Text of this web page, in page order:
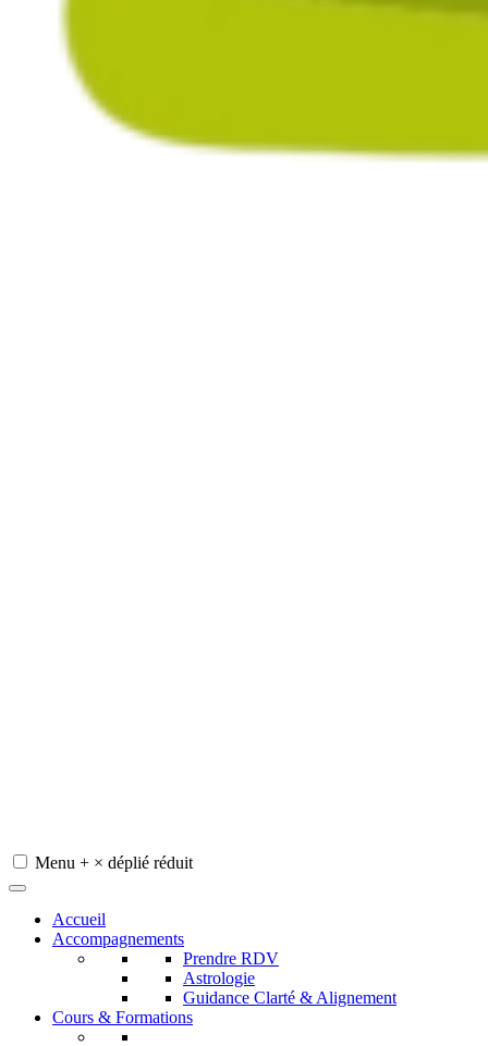
Menu + × déplié réduit
Accueil
Accompagnements
Prendre RDV
Astrologie
Guidance Clarté & Alignement
Cours & Formations